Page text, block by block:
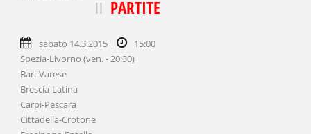
PARTITE
sabato 14.3.2015 |
15:00
Spezia-Livorno (ven. - 20:30)
Bari-Varese
Brescia-Latina
Carpi-Pescara
Cittadella-Crotone